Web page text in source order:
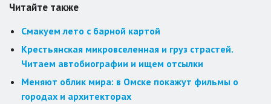
Читайте также
Смакуем лето с барной картой
Крестьянская микровселенная и груз страстей.
Читаем автобиографии и ищем отсылки
Меняют облик мира: в Омске покажут фильмы о
городах и архитекторах